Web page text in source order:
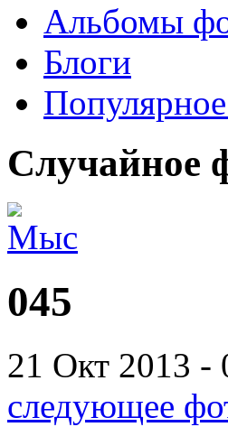
Альбомы
Блоги
Случайное
045
21 Окт 2013 -
следующее